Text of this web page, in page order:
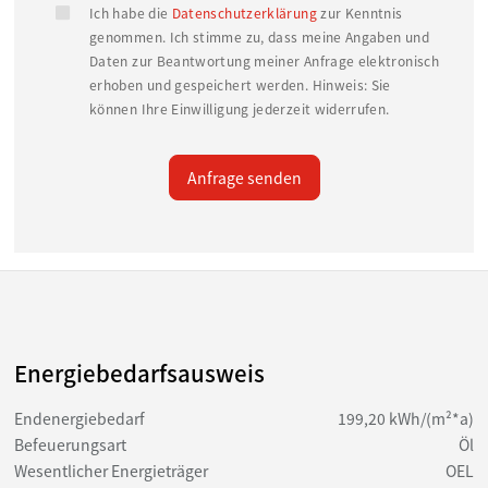
Das Erdgeschoss überzeugt mit einem großzügigen
Wohn- und Essbereich, direktem Zugang zur
Grundriss. Auch das Obergeschoss bietet viel Platz
ausgebauten Nutzfläche. Dieser Bereich eignet
sich ideal als Jugendetage, Homeoffice,
Hobbybereich oder Gästezimmer und erweitert
Ich habe die Datenschutzerklärungzur Kenntnis
genommen. Ich stimme zu, dass meine Angaben und
Daten zur Beantwortung meiner Anfrage elektronisch
erhoben und gespeichert werden. Hinweis: Sie
können Ihre Einwilligung jederzeit widerrufen.
Anfrage senden
Energiebedarfsausweis
Endenergiebedarf
199,20 kWh/(m²*a)
Befeuerungsart
Öl
Wesentlicher Energieträger
OEL